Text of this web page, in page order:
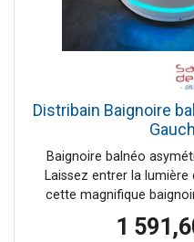
Distribain Baignoire
Baignoire balnéo
Laissez entrer la
cette magnifique
magnifique baignoire
une détente absolue. Le
1